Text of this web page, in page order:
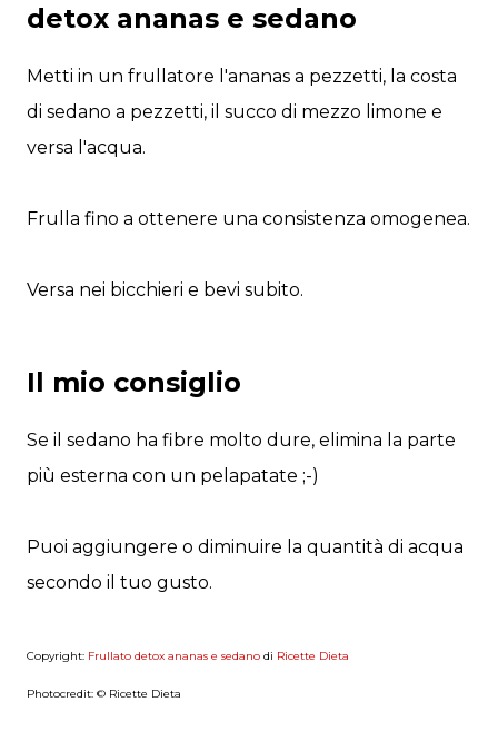
detox ananas e sedano
Metti in un frullatore l'ananas a pezzetti, la costa
di sedano a pezzetti, il succo di mezzo limone e
versa l'acqua.
Frulla fino a ottenere una consistenza omogenea.
Versa nei bicchieri e bevi subito.
Il mio consiglio
Se il sedano ha fibre molto dure, elimina la parte
più esterna con un pelapatate ;-)
Puoi aggiungere o diminuire la quantità di acqua
secondo il tuo gusto.
Copyright: Frullato detox ananas e sedano di Ricette Dieta
Photocredit: © Ricette Dieta